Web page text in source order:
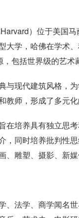
）位于美国
大学，哈佛在学术
包括世界级的艺
与现代建筑风格，
教师，形成了多元
在培养具有独立思
，同时培养批判性
、雕塑、摄影、新
、法学、商学闻名